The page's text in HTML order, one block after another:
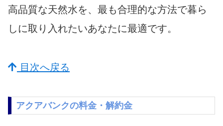
高品質な天然水を、最も合理的な方法で暮ら
しに取り入れたいあなたに最適です。
目次へ戻る
アクアバンクの料金・解約金